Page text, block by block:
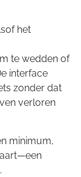
het
te wedden of
interface
zonder dat
verloren
minimum,